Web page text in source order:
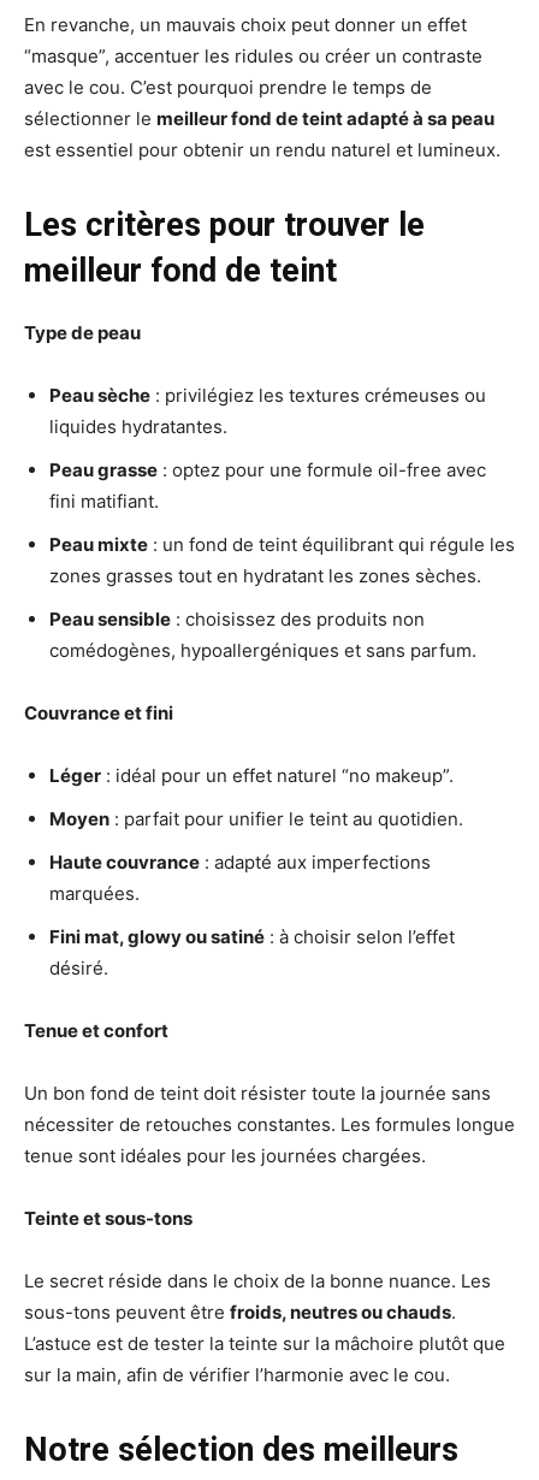
En revanche, un mauvais choix peut donner un effet
“masque”, accentuer les ridules ou créer un contraste
avec le cou. C’est pourquoi prendre le temps de
sélectionner le meilleur fond de teint adapté à sa peau
est essentiel pour obtenir un rendu naturel et lumineux.
Les critères pour trouver le
meilleur fond de teint
Type de peau
Peau sèche : privilégiez les textures crémeuses ou
liquides hydratantes.
Peau grasse : optez pour une formule oil-free avec
fini matifiant.
Peau mixte : un fond de teint équilibrant qui régule les
zones grasses tout en hydratant les zones sèches.
Peau sensible : choisissez des produits non
comédogènes, hypoallergéniques et sans parfum.
Couvrance et fini
Léger : idéal pour un effet naturel “no makeup”.
Moyen : parfait pour unifier le teint au quotidien.
Haute couvrance : adapté aux imperfections
marquées.
Fini mat, glowy ou satiné : à choisir selon l’effet
désiré.
Tenue et confort
Un bon fond de teint doit résister toute la journée sans
nécessiter de retouches constantes. Les formules longue
tenue sont idéales pour les journées chargées.
Teinte et sous-tons
Le secret réside dans le choix de la bonne nuance. Les
sous-tons peuvent être froids, neutres ou chauds.
L’astuce est de tester la teinte sur la mâchoire plutôt que
sur la main, afin de vérifier l’harmonie avec le cou.
Notre sélection des meilleurs